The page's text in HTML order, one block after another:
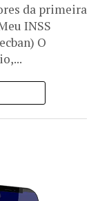
da primeira
INSS
O